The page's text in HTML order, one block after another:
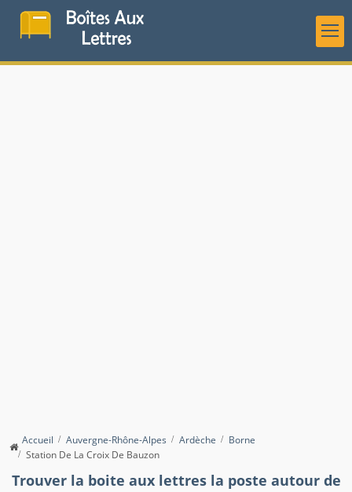
Accueil Auvergne-Rhône-Alpes Ardèche
Borne
Station De La Croix De Bauzon
Trouver la boite aux lettres la poste autour de